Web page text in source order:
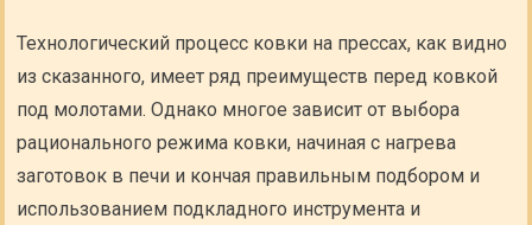
Технологический процесс ковки на прессах, как видно
из сказанного, имеет ряд преимуществ перед ковкой
под молотами. Однако многое зависит от выбора
рационального режима ковки, начиная с нагрева
заготовок в печи и кончая правильным подбором и
использованием подкладного инструмента и